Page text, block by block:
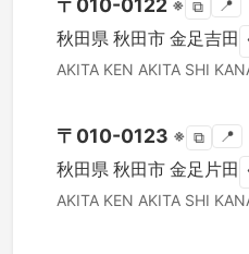
〒 010-0122 ※ ⧉ 📍
秋田県 秋田市 金足吉田
AKITA KEN AKITA SHI
〒 010-0123 ※ ⧉ 📍
秋田県 秋田市 金足片田
AKITA KEN AKITA SHI